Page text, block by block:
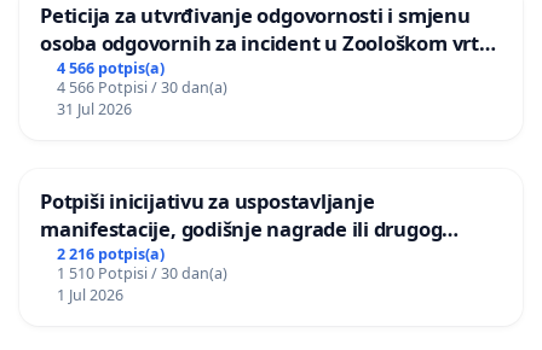
Peticija za utvrđivanje odgovornosti i smjenu
osoba odgovornih za incident u Zoološkom vrtu
Grada Zagreba
4 566 potpis(a)
4 566 Potpisi / 30 dan(a)
31 Jul 2026
Potpiši inicijativu za uspostavljanje
manifestacije, godišnje nagrade ili drugog
javnog događaja „Edin Avdić“ u Sarajevu
2 216 potpis(a)
1 510 Potpisi / 30 dan(a)
1 Jul 2026